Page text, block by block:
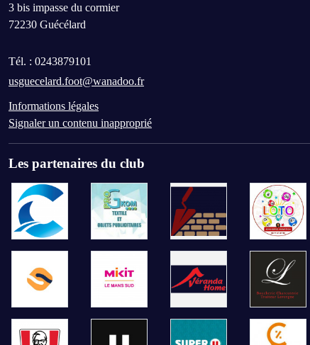
3 bis impasse du cormier
72230 Guécélard
Tél. : 0243879101
usguecelard.foot@wanadoo.fr
Informations légales
Signaler un contenu inapproprié
Les partenaires du club